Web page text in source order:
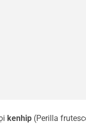
kenhip (Perilla